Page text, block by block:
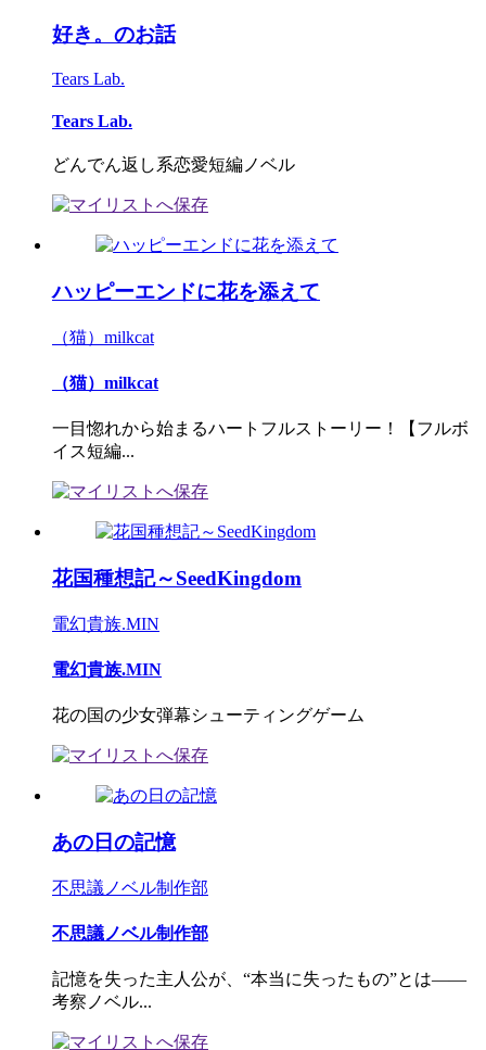
好き。のお話
Tears Lab.
Tears Lab.
どんでん返し系恋愛短編ノベル
ハッピーエンドに花を添えて
（猫）milkcat
（猫）milkcat
一目惚れから始まるハートフルストーリー！【フルボ
イス短編...
花国種想記～SeedKingdom
電幻貴族.MIN
電幻貴族.MIN
花の国の少女弾幕シューティングゲーム
あの日の記憶
不思議ノベル制作部
不思議ノベル制作部
記憶を失った主人公が、“本当に失ったもの”とは――
考察ノベル...